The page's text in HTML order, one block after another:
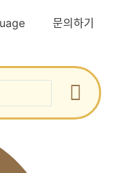
문의하기